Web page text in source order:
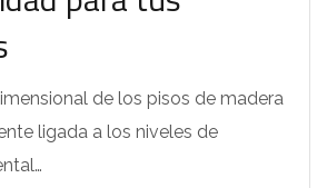
de los pisos de madera
ligada a los niveles de